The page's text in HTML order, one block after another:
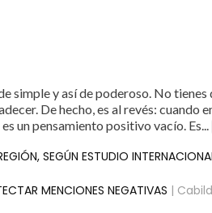
simple y así de poderoso. No tienes
De hecho, es al revés: cuando
un pensamiento positivo vacío. Es...
SEGÚN ESTUDIO
MENCIONES NEGATIVAS |